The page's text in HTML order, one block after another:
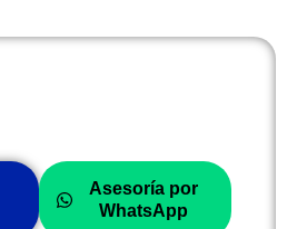
Asesoría por
WhatsApp